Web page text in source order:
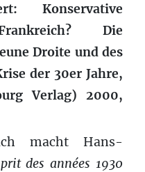
Konservative
Die
Droite und des
der 30er Jahre,
Verlag) 2000,
macht Hans-
des années 1930